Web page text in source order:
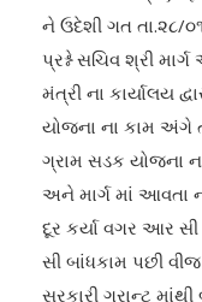
ને ઉદેશી ગત તા.૨૮/
પ્રશ્ને સચિવ શ્રી
મંત્રી ના કાર્યાલય
યોજના ના કામ અંગે
ગ્રામ સડક યોજના
અને માર્ગ માં આવતા
દૂર કર્યા વગર આર
સી બાંધકામ પછી
સરકારી ગ્રાન્ટ